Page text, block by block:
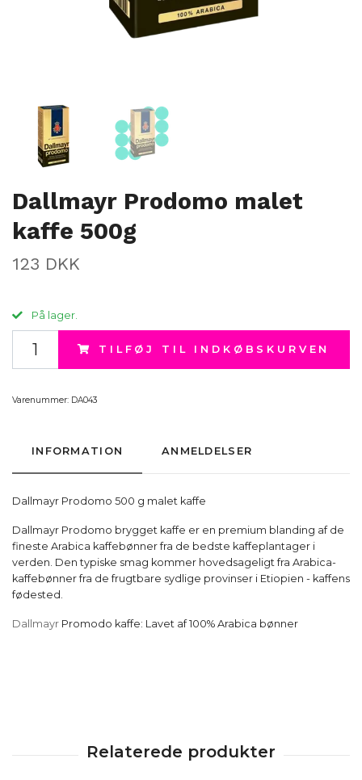
Dallmayr Prodomo malet
kaffe 500g
123 DKK
På lager.
TILFØJ TIL INDKØBSKURVEN
Varenummer: DA043
INFORMATION ANMELDELSER
Dallmayr Prodomo 500 g malet kaffe
Dallmayr Prodomo brygget kaffe er en premium blanding af de
fineste Arabica kaffebønner fra de bedste kaffeplantager i
verden. Den typiske smag kommer hovedsageligt fra Arabica-
kaffebønner fra de frugtbare sydlige provinser i Etiopien - kaffens
fødested.
Dallmayr Promodo kaffe: Lavet af 100% Arabica bønner